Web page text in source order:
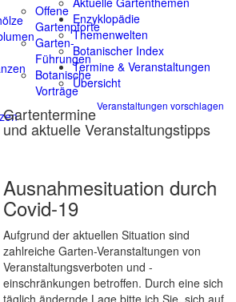
Offene
Gartenpforte
Garten-
Führungen
Botanische
Vorträge
Veranstaltungen vorschlagen
Gartentermine
und aktuelle Veranstaltungstipps
Ausnahmesituation durch
Covid-19
Aufgrund der aktuellen Situation sind
zahlreiche Garten-Veranstaltungen von
Veranstaltungsverboten und -
einschränkungen betroffen. Durch eine sich
Enzyklopädie
Themenwelten
Botanischer Index
Termine & Veranstaltungen
Übersicht